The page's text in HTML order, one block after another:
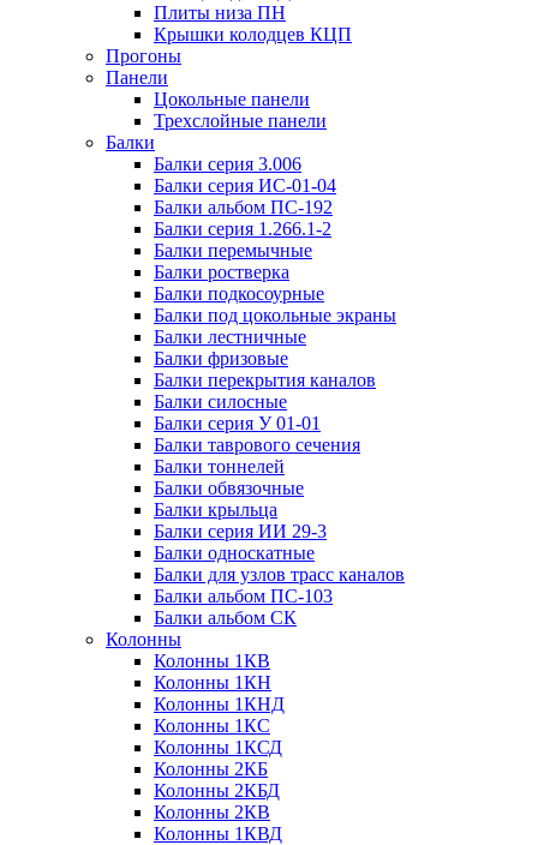
Плиты низа ПН
Крышки колодцев КЦП
Прогоны
Панели
Цокольные панели
Трехслойные панели
Балки
Балки серия 3.006
Балки серия ИС-01-04
Балки альбом ПС-192
Балки серия 1.266.1-2
Балки перемычные
Балки ростверка
Балки подкосоурные
Балки под цокольные экраны
Балки лестничные
Балки фризовые
Балки перекрытия каналов
Балки силосные
Балки серия У 01-01
Балки таврового сечения
Балки тоннелей
Балки обвязочные
Балки крыльца
Балки серия ИИ 29-3
Балки односкатные
Балки для узлов трасс каналов
Балки альбом ПС-103
Балки альбом СК
Колонны
Колонны 1КВ
Колонны 1КН
Колонны 1КНД
Колонны 1КС
Колонны 1КСД
Колонны 2КБ
Колонны 2КБД
Колонны 2КВ
Колонны 1КВД